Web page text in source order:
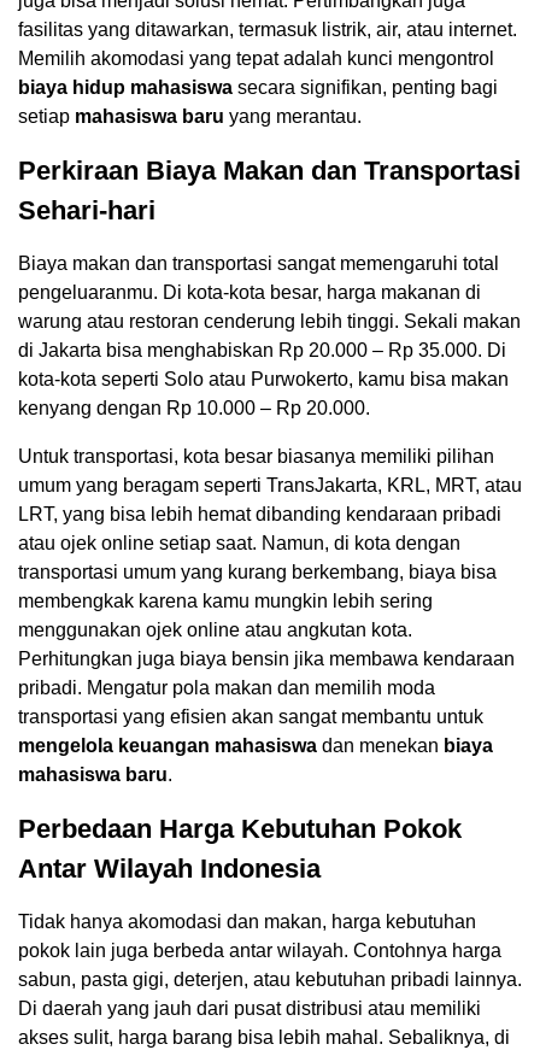
fasilitas yang ditawarkan, termasuk listrik, air, atau internet.
Memilih akomodasi yang tepat adalah kunci mengontrol
biaya hidup mahasiswa secara signifikan, penting bagi
setiap mahasiswa baru yang merantau.
Perkiraan Biaya Makan dan Transportasi
Sehari-hari
Biaya makan dan transportasi sangat memengaruhi total
pengeluaranmu. Di kota-kota besar, harga makanan di
warung atau restoran cenderung lebih tinggi. Sekali makan
di Jakarta bisa menghabiskan Rp 20.000 – Rp 35.000. Di
kota-kota seperti Solo atau Purwokerto, kamu bisa makan
kenyang dengan Rp 10.000 – Rp 20.000.
Untuk transportasi, kota besar biasanya memiliki pilihan
umum yang beragam seperti TransJakarta, KRL, MRT, atau
LRT, yang bisa lebih hemat dibanding kendaraan pribadi
atau ojek online setiap saat. Namun, di kota dengan
transportasi umum yang kurang berkembang, biaya bisa
membengkak karena kamu mungkin lebih sering
menggunakan ojek online atau angkutan kota.
Perhitungkan juga biaya bensin jika membawa kendaraan
pribadi. Mengatur pola makan dan memilih moda
transportasi yang efisien akan sangat membantu untuk
mengelola keuangan mahasiswa dan menekan biaya
mahasiswa baru.
Perbedaan Harga Kebutuhan Pokok
Antar Wilayah Indonesia
Tidak hanya akomodasi dan makan, harga kebutuhan
pokok lain juga berbeda antar wilayah. Contohnya harga
sabun, pasta gigi, deterjen, atau kebutuhan pribadi lainnya.
Di daerah yang jauh dari pusat distribusi atau memiliki
akses sulit, harga barang bisa lebih mahal. Sebaliknya, di